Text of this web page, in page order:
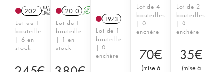
2021 T
Lot de 1
bouteille
| 6 en
stock
2010 A
Lot de 1
bouteille
| 1 en
stock
1973
Lot de 1
bouteille
| 0
enchère
Lot de 4
bouteilles
| 0
enchère
70€
(mise à
Lot de 2
bouteilles
| 0
enchère
35€
(mise à